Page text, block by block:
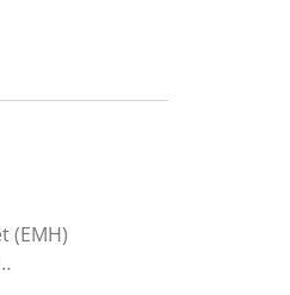
(EMH)